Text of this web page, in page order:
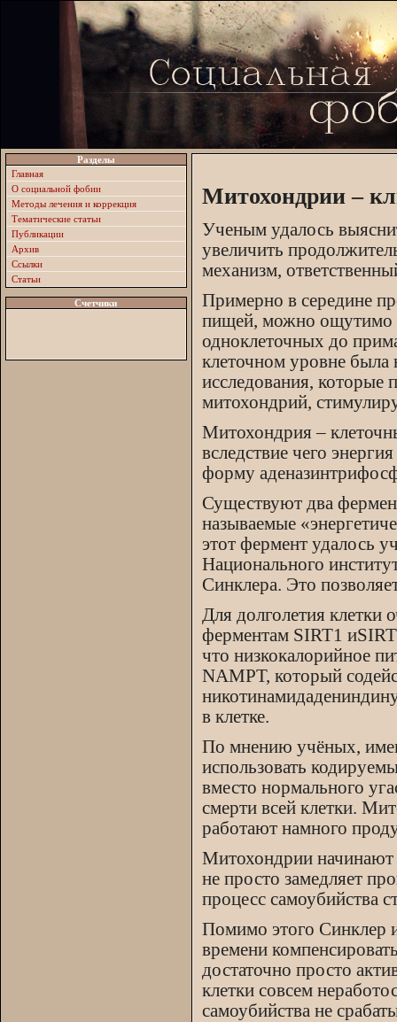
Разделы
Главная
О социальной фобии
Методы лечения и коррекция
Тематические статьи
Публикации
Архив
Ссылки
Статьи
Счетчики
Митохондрии –
Ученым удалось
увеличить
механизм,
Примерно в середине
пищей, можно ощутимо
одноклеточных до
клеточном уровне была
исследования, которые
митохондрий,
Митохондрия –
вследствие чего
форму
Существуют два
называемые
этот фермент удалось
Национального
Синклера. Это
Для долголетия
ферментам SIRT1
что низкокалорийное
NAMPT, который
в клетке.
По мнению учёных,
использовать
вместо нормального
смерти всей клетки.
работают намного
Митохондрии начинают
не просто замедляет
процесс самоубийства
Помимо этого Синклер
времени
достаточно просто
клетки совсем
самоубийства не